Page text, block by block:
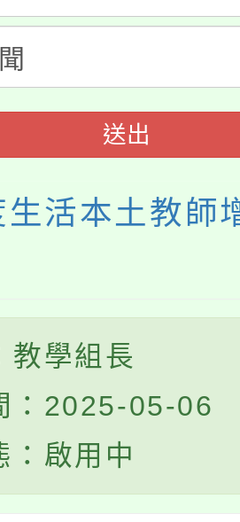
)教師甄選結果(
文化大學推廣
》溝通分析基
迎學生輔導中心
報名參加。
送出
活本土教師
教學組長
：2025-05-06
：啟用中